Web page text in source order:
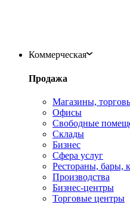
Коммерческая
Продажа
Магазины,
Офисы
Свободные
Склады
Бизнес
Сфера услуг
Рестораны, бары,
Производства
Бизнес-центры
Торговые центры